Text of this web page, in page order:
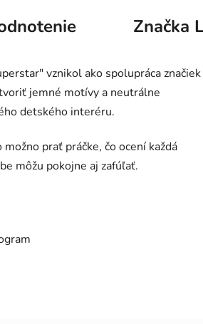
Značka
vznikol ako spolupráca značiek
jemné motívy a neutrálne
detského interéru.
možno prať práčke, čo ocení každá
môžu pokojne aj zafúľať.